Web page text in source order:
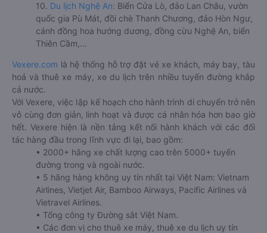
10. Du lịch Nghệ An: Biển Cửa Lò, đảo Lan Châu, vườn
quốc gia Pù Mát, đồi chè Thanh Chương, đảo Hòn Ngư,
cánh đồng hoa hướng dương, đồng cừu Nghệ An, biển
Thiên Cầm,...
Vexere.com là hệ thống hỗ trợ đặt vé xe khách, máy bay, tàu
hoả và thuê xe máy, xe du lịch trên nhiều tuyến đường khắp
cả nước.
Với Vexere, việc lập kế hoạch cho hành trình di chuyển trở nên
vô cùng đơn giản, linh hoạt và được cá nhân hóa hơn bao giờ
hết. Vexere hiện là nền tảng kết nối hành khách với các đối
tác hàng đầu trong lĩnh vực đi lại, bao gồm:
• 2000+ hãng xe chất lượng cao trên 5000+ tuyến
đường trong và ngoài nước.
• 5 hãng hàng không uy tín nhất tại Việt Nam: Vietnam
Airlines, Vietjet Air, Bamboo Airways, Pacific Airlines và
Vietravel Airlines.
• Tổng công ty Đường sắt Việt Nam.
• Các đơn vị cho thuê xe máy, thuê xe du lịch uy tín